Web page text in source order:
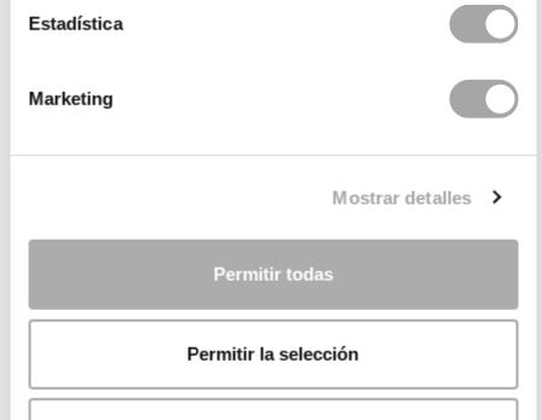
Estadística
Marketing
Mostrar detalles
Permitir todas
Permitir la selección